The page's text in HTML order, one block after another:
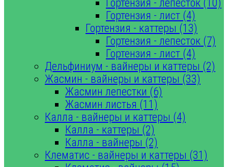
Гортензия - лепесток (10)
Гортензия - лист (4)
Гортензия - каттеры (13)
Гортензия - лепесток (7)
Гортензия - лист (4)
Дельфиниум - вайнеры и каттеры (2)
Жасмин - вайнеры и каттеры (33)
Жасмин лепестки (6)
Жасмин листья (11)
Калла - вайнеры и каттеры (4)
Калла - каттеры (2)
Калла - вайнеры (2)
Клематис - вайнеры и каттеры (31)